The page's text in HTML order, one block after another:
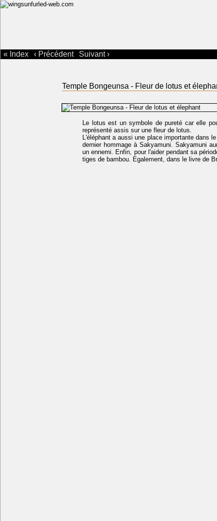
« Index ‹ Précédent Suivant ›
Temple Bongeunsa - Fleur de lotus et
Le lotus est un symbole de pureté car elle
représenté assis sur une fleur de lotus.
L'éléphant a aussi une place importante dans
dernier hommage à Sakyamuni. Sakyamuni
un ennemi. Enfin, pour l'aider pendant sa
tiges de bambou. Egalement, dans le livre de